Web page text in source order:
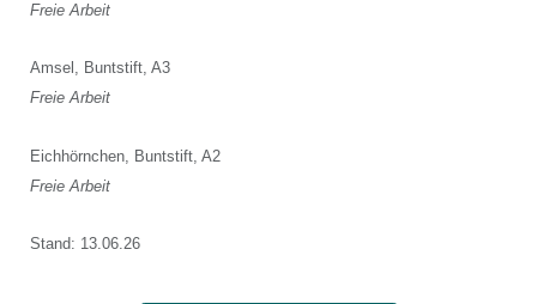
Freie Arbeit
Amsel, Buntstift, A3
Freie Arbeit
Eichhörnchen, Buntstift, A2
Freie Arbeit
Stand: 13.06.26